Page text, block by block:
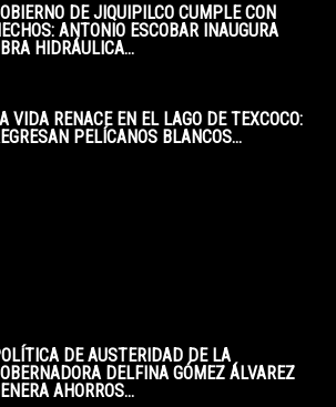
DE JIQUIPILCO CUMPLE CON
ANTONIO ESCOBAR INAUGURA
HIDRÁULICA...
VIDA RENACE EN EL LAGO DE TEXCOCO:
PELÍCANOS BLANCOS...
DE AUSTERIDAD DE LA
DELFINA GÓMEZ ÁLVAREZ
AHORROS...